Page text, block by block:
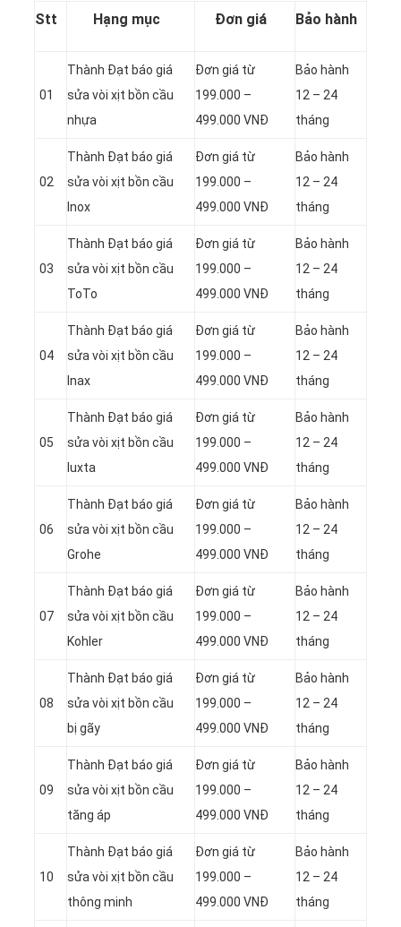
Stt Hạng mục Đơn giá Bảo hành
01
Thành Đạt báo giá
sửa vòi xịt bồn cầu
nhựa
Đơn giá từ
199.000 –
499.000 VNĐ
Bảo hành
12 – 24
tháng
02
Thành Đạt báo giá
sửa vòi xịt bồn cầu
Inox
Đơn giá từ
199.000 –
499.000 VNĐ
Bảo hành
12 – 24
tháng
03
Thành Đạt báo giá
sửa vòi xịt bồn cầu
ToTo
Đơn giá từ
199.000 –
499.000 VNĐ
Bảo hành
12 – 24
tháng
04
Thành Đạt báo giá
sửa vòi xịt bồn cầu
Inax
Đơn giá từ
199.000 –
499.000 VNĐ
Bảo hành
12 – 24
tháng
05
Thành Đạt báo giá
sửa vòi xịt bồn cầu
Iuxta
Đơn giá từ
199.000 –
499.000 VNĐ
Bảo hành
12 – 24
tháng
06
Thành Đạt báo giá
sửa vòi xịt bồn cầu
Grohe
Đơn giá từ
199.000 –
499.000 VNĐ
Bảo hành
12 – 24
tháng
07
Thành Đạt báo giá
sửa vòi xịt bồn cầu
Kohler
Đơn giá từ
199.000 –
499.000 VNĐ
Bảo hành
12 – 24
tháng
08
Thành Đạt báo giá
sửa vòi xịt bồn cầu
bị gãy
Đơn giá từ
199.000 –
499.000 VNĐ
Bảo hành
12 – 24
tháng
09
Thành Đạt báo giá
sửa vòi xịt bồn cầu
tăng áp
Đơn giá từ
199.000 –
499.000 VNĐ
Bảo hành
12 – 24
tháng
10
Thành Đạt báo giá
sửa vòi xịt bồn cầu
thông minh
Đơn giá từ
199.000 –
499.000 VNĐ
Bảo hành
12 – 24
tháng